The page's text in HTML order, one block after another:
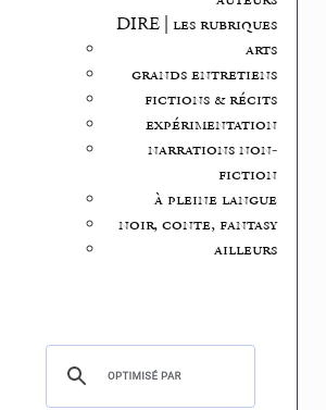
DIRE | les rubriques
arts
grands entretiens
fictions & récits
expérimentation
narrations non-
fiction
à pleine langue
noir, conte, fantasy
ailleurs